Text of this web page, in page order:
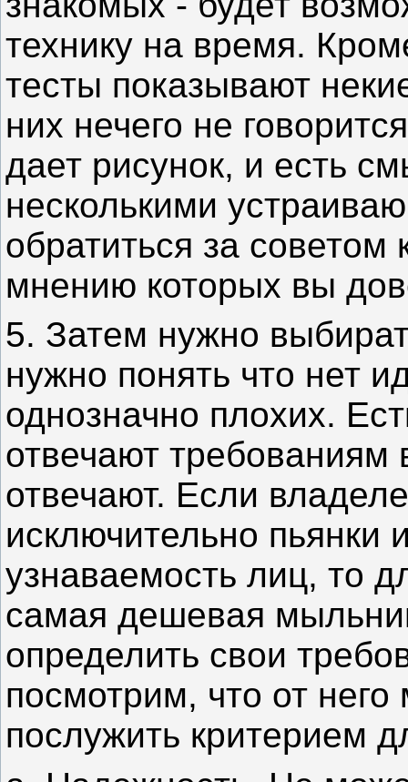
технику на время.
тесты показывают
них нечего не
дает рисунок, и есть
несколькими
обратиться за
мнению которых вы
5. Затем нужно
нужно понять что нет
однозначно плохих.
отвечают требованиям
отвечают. Если
исключительно пьянки
узнаваемость лиц, то
самая дешевая
определить свои
посмотрим, что от
послужить критерием